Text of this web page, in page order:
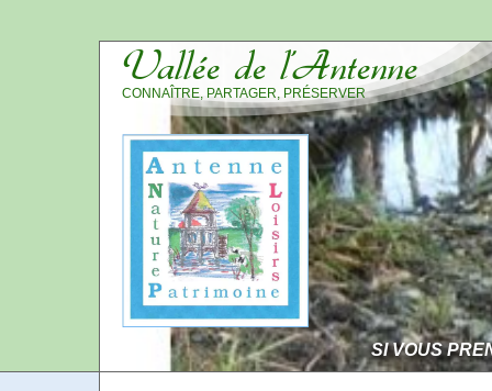
Vallée de l’Antenne
CONNAÎTRE, PARTAGER, PRÉSERVER
SI VOUS